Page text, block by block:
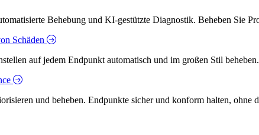
Behebung und KI-gestützte Diagnostik. Beheben Sie
Schäden
auf jedem Endpunkt automatisch und im großen Stil
und beheben. Endpunkte sicher und konform halten, ohne